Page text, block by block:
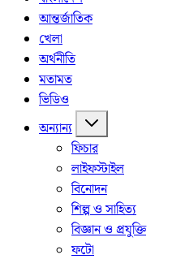
আন্তর্জাতিক
খেলা
অর্থনীতি
মতামত
ভিডিও
অন্যান্য
ফিচার
লাইফস্টাইল
বিনোদন
শিল্প ও সাহিত্য
বিজ্ঞান ও প্রযুক্তি
ফটো